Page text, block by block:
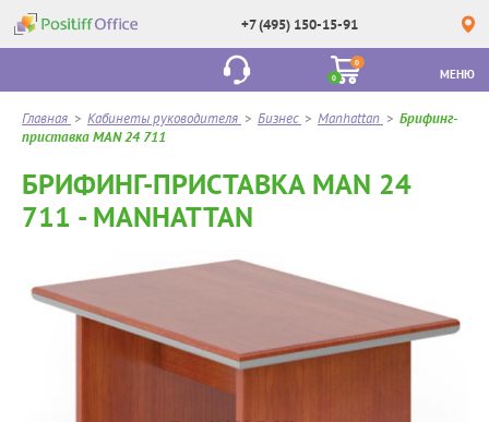
+7 (495) 150-15-91
0
0
МЕНЮ
Главная > Кабинеты руководителя > Бизнес > Manhattan > Брифинг-
приставка MAN 24 711
БРИФИНГ-ПРИСТАВКА MAN 24
711 - MANHATTAN